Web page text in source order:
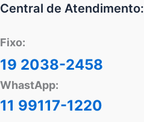
Central de Atendimento:
Fixo:
19 2038-2458
WhastApp:
11 99117-1220